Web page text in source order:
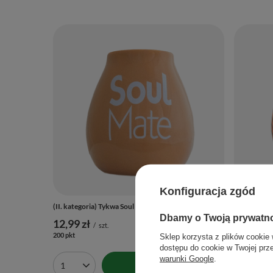
(II. kategoria) Tykwa Soul Mate beżowa
12,99 zł / szt.
200pkt
Ilość produktów Do koszyka
12,99 zł
200 pkt
Konfiguracja zgód
Dbamy o Twoją
Sklep korzysta z plików cookie
dostępu do cookie w Twojej
warunki Google